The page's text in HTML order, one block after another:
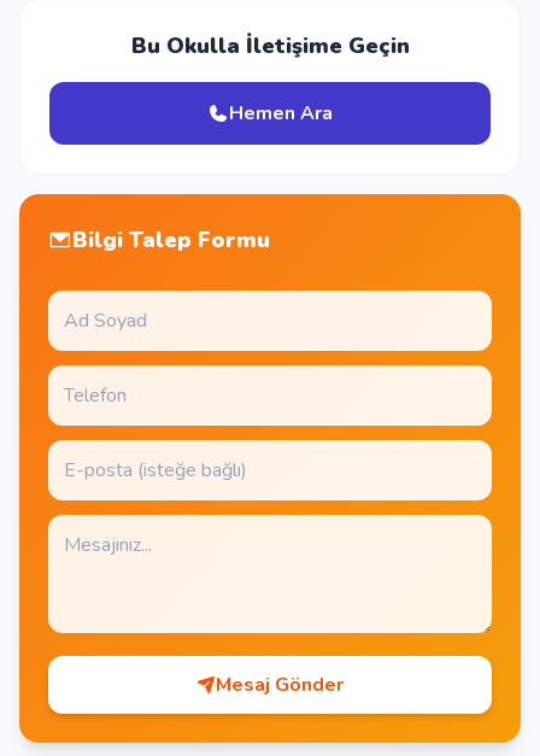
Bu Okulla İletişime Geçin
Hemen Ara
Bilgi Talep Formu
Mesaj Gönder